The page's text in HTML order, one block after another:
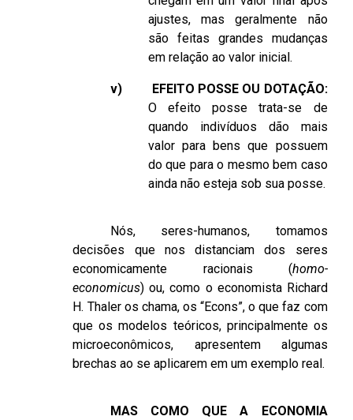
ajustes, mas geralmente não
são feitas grandes mudanças
em relação ao valor inicial.
v)
EFEITO POSSE OU DOTAÇÃO:
O efeito posse trata-se de
quando indivíduos dão mais
valor para bens que possuem
do que para o mesmo bem caso
ainda não esteja sob sua posse.
Nós, seres-humanos, tomamos
decisões que nos distanciam dos seres
economicamente racionais (homo-
economicus) ou, como o economista Richard
H. Thaler os chama, os “Econs”, o que faz com
que os modelos teóricos, principalmente os
microeconômicos, apresentem algumas
brechas ao se aplicarem em um exemplo real.
MAS COMO QUE A ECONOMIA